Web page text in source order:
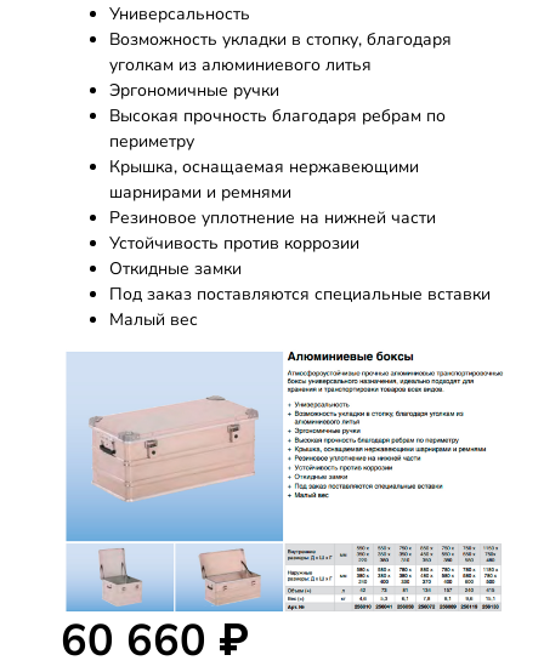
Универсальность
Возможность укладки в стопку, благодаря
уголкам из алюминиевого литья
Эргономичные ручки
Высокая прочность благодаря ребрам по
периметру
Крышка, оснащаемая нержавеющими
шарнирами и ремнями
Резиновое уплотнение на нижней части
Устойчивость против коррозии
Откидные замки
Под заказ поставляются специальные вставки
Малый вес
60 660 ₽